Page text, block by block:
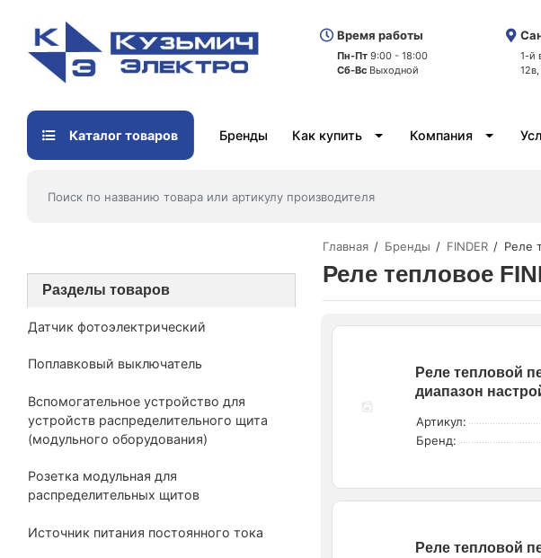
Время работы
Пн-Пт 9:00 - 18:00
Сб-Вс Выходной
1-й
Каталог товаров Бренды Как купить Компания
Главная Бренды FINDER Реле
Реле тепловое
Реле тепловой
диапазон
Артикул:
Бренд:
Реле тепловой
Разделы товаров
Датчик фотоэлектрический
Поплавковый выключатель
Вспомогательное устройство для
устройств распределительного щита
(модульного оборудования)
Розетка модульная для
распределительных щитов
Источник питания постоянного тока